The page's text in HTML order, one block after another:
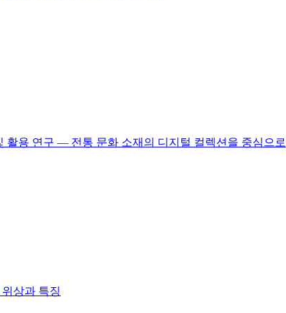
활용 연구 ― 전통 문화 소재의 디지털 컬렉션을 중심으로
상과 특징